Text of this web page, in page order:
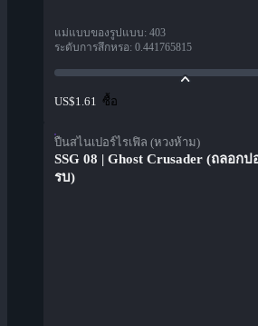
แม่แบบของรูปแบบ: 403
ระดับการสึกหรอ: 0.441765815
US$1.61 ซื้อ
ปืนสไนเปอร์ไรเฟิล (หวงห้าม)
SSG 08 | Ghost Crusader (ถลอก
รบ)